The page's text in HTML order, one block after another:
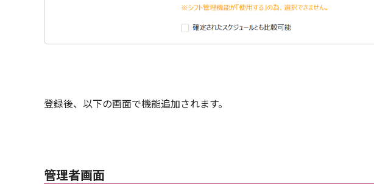
登録後、以下の画面で機能追加されます。
管理者画面